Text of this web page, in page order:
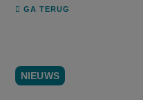
GA TERUG
NIEUWS